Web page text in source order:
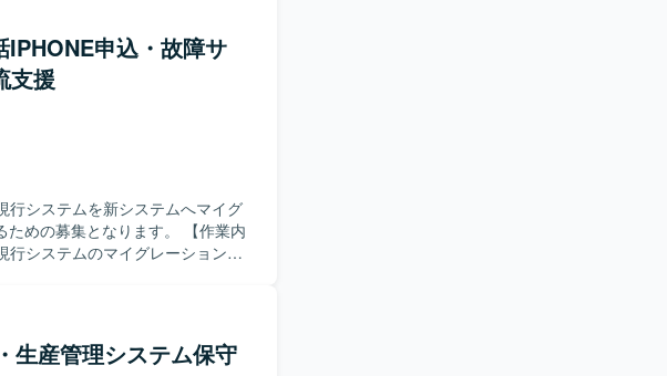
像】 生命保
的に設計・開発・テストに取り
キルを活かしつつ、テストプロセ
ャイル開発の経験を同時に深め
ることで、アプリケーションス
わせたシステム開発およびテスト
IPHONE申込・故障サ
支援
行システムを新システムへマイグ
集となります。 【作業内
行システムのマイグレーションプ
を求めています。マイグレーシ
力して解決に向けて動ける方が望
生産管理システム保守